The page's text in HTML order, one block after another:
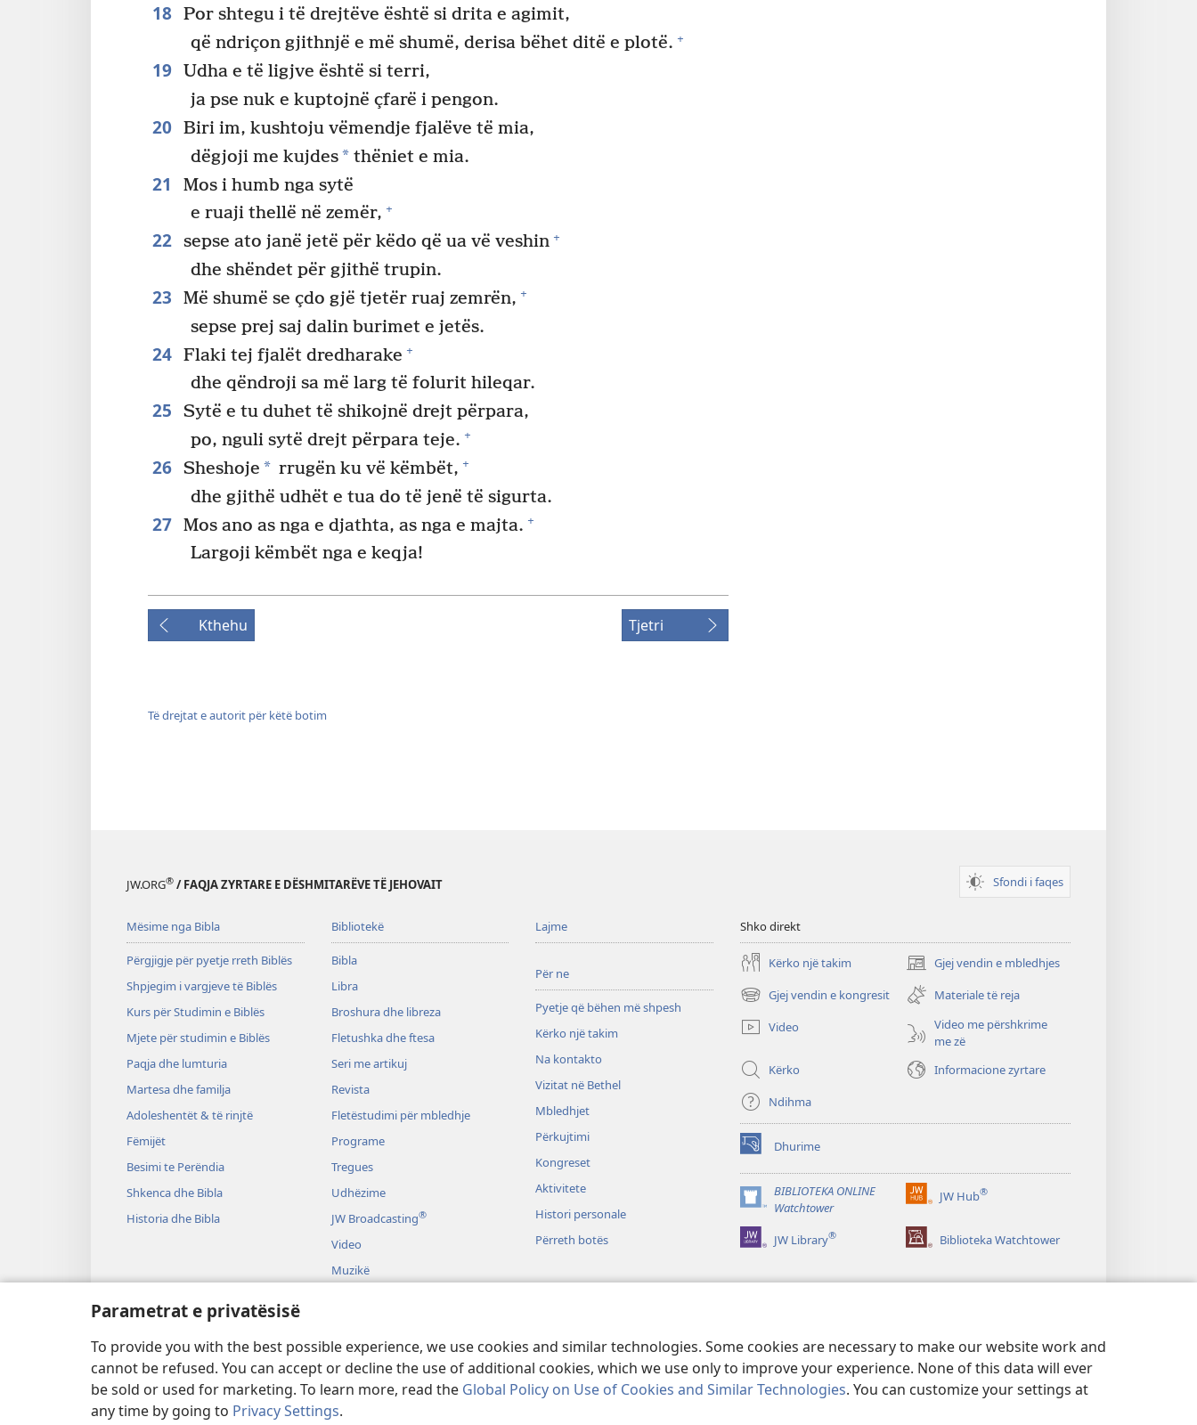
Parametrat e privatësisë
To provide you with the best possible experience, we use cookies and similar technologies. Some cookies are necessary to make our website work and
cannot be refused. You can accept or decline the use of additional cookies, which we use only to improve your experience. None of this data will ever
be sold or used for marketing. To learn more, read the Global Policy on Use of Cookies and Similar Technologies. You can customize your settings at
any time by going to Privacy Settings.
18 Por shtegu i të drejtëve është si drita e agimit,
që ndriçon gjithnjë e më shumë, derisa bëhet ditë e plotë. +
19 Udha e të ligjve është si terri,
ja pse nuk e kuptojnë çfarë i pengon.
20 Biri im, kushtoju vëmendje fjalëve të mia,
dëgjoji me kujdes* thëniet e mia.
21
Mos i humb nga sytë
e ruaji thellë në zemër, +
22 sepse ato janë jetë për këdo që ua vë veshin +
dhe shëndet për gjithë trupin.
23 Më shumë se çdo gjë tjetër ruaj zemrën, +
sepse prej saj dalin burimet e jetës.
24 Flaki tej fjalët dredharake +
dhe qëndroji sa më larg të folurit hileqar.
25
Sytë e tu duhet të shikojnë drejt përpara,
po, nguli sytë drejt përpara teje. +
26 Sheshoje * rrugën ku vë këmbët, +
dhe gjithë udhët e tua do të jenë të sigurta.
27 Mos ano as nga e djathta, as nga e majta. +
Largoji këmbët nga e keqja!
Kthehu Tjetri
Të drejtat e autorit për këtë botim
JW.ORG® / FAQJA ZYRTARE E DËSHMITARËVE TË JEHOVAIT Sfondi i faqes
Mësime nga Bibla
Përgjigje për pyetje rreth Biblës
Shpjegim i vargjeve të Biblës
Kurs për Studimin e Biblës
Mjete për studimin e Biblës
Paqja dhe lumturia
Martesa dhe familja
Adoleshentët & të rinjtë
Fëmijët
Besimi te Perëndia
Shkenca dhe Bibla
Historia dhe Bibla
Bibliotekë
Bibla
Libra
Broshura dhe libreza
Fletushka dhe ftesa
Seri me artikuj
Revista
Fletëstudimi për mbledhje
Programe
Tregues
Udhëzime
JW Broadcasting®
Video
Muzikë
drame
Lajme
Për ne
Pyetje që bëhen më shpesh
Kërko një takim
Na kontakto
Vizitat në Bethel
Mbledhjet
Përkujtimi
Kongreset
Aktivitete
Histori personale
Përreth botës
Shko direkt
Kërko një takim Gjej vendin e mbledhjes
(hap
dritare
të
re)
Gjej vendin e kongresit
(hap
dritare
të
Materiale të reja
Video
Video me përshkrime
me zë
Kërko
Informacione zyrtare
Ndihma
Dhurime
(hap
dritare
të
re)
BIBLIOTEKA ONLINE
Watchtower
(hap
dritare
të
JW Hub®
(hap
të
JW Library® Biblioteka Watchtower
Copyright © 2026 Watch Tower Bible and Tract Society of Pennsylvania.